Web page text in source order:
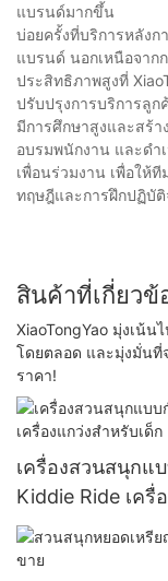
แบรนด์มากขึ้น
บ่อยครั้งที่บริการหลัง
แบรนด์ นอกเหนือจา
ประสิทธิภาพสูงที่
ปรับปรุงการบริการลูก
มีการศึกษาสูงและสร้า
อบรมพนักงาน และดำ
เพื่อนร่วมงาน เพื่อให้
ทฤษฎีและการฝึกปฏิบัติ
สินค้าที่เกี่ยวข้
XiaoTongYao มุ่งเน้น
โดยตลอด และมุ่งมั่นที่
ราคา!
เครื่องสวนสนุกแ
Kiddie Ride เครื่